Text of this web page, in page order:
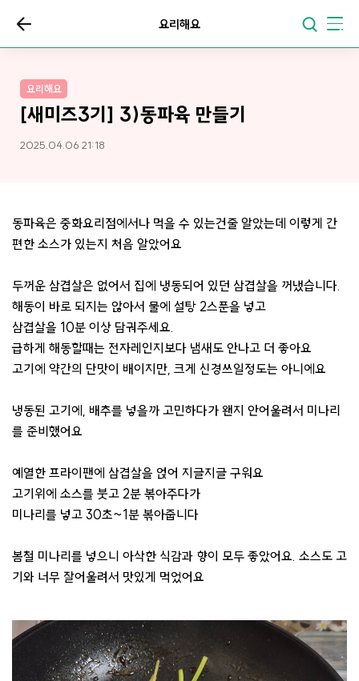
요리해요
요리해요
[새미즈3기] 3)동파육 만들기
2025.04.06 21:18
동파육은 중화요리점에서나 먹을 수 있는건줄 알았는데 이렇게 간
편한 소스가 있는지 처음 알았어요
두꺼운 삼겹살은 없어서 집에 냉동되어 있던 삼겹살을 꺼냈습니다.
해동이 바로 되지는 않아서 물에 설탕 2스푼을 넣고
삼겹살을 10분 이상 담궈주세요.
급하게 해동할때는 전자레인지보다 냄새도 안나고 더 좋아요
고기에 약간의 단맛이 배이지만, 크게 신경쓰일정도는 아니에요
냉동된 고기에, 배추를 넣을까 고민하다가 왠지 안어울려서 미나리
를 준비했어요
예열한 프라이팬에 삼겹살을 얹어 지글지글 구워요
고기위에 소스를 붓고 2분 볶아주다가
미나리를 넣고 30초~1분 볶아줍니다
봄철 미나리를 넣으니 아삭한 식감과 향이 모두 좋았어요. 소스도 고
기와 너무 잘어울려서 맛있게 먹었어요